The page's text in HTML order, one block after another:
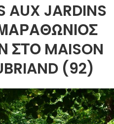
AUX JARDINS
MAISON
(92)